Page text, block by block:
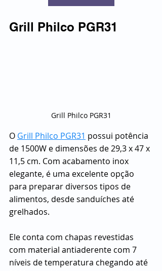
Grill Philco PGR31
Grill Philco PGR31
O Grill Philco PGR31 possui potência
de 1500W e dimensões de 29,3 x 47 x
11,5 cm. Com acabamento inox
elegante, é uma excelente opção
para preparar diversos tipos de
alimentos, desde sanduíches até
grelhados.
Ele conta com chapas revestidas
com material antiaderente com 7
níveis de temperatura chegando até